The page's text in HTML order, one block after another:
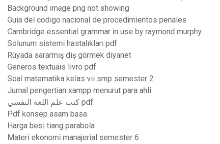
Background image png not showing
Guia del codigo nacional de procedimientos penales
Cambridge essential grammar in use by raymond murphy
Solunum sistemi hastalıkları pdf
Rüyada sararmış diş görmek diyanet
Generos textuais livro pdf
Soal matematika kelas vii smp semester 2
Jurnal pengertian xampp menurut para ahli
كتب علم اللغة النفسي pdf
Pdf konsep asam basa
Harga besi tiang parabola
Materi ekonomi manajerial semester 6